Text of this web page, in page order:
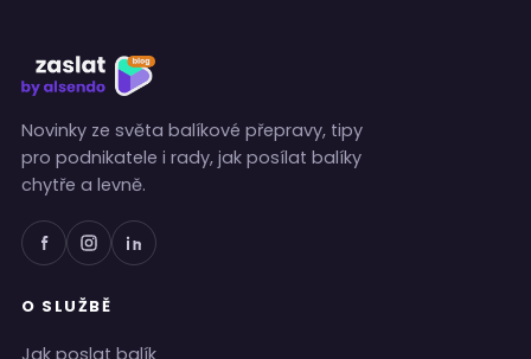
Novinky ze světa balíkové přepravy, tipy
pro podnikatele i rady, jak posílat balíky
chytře a levně.
O SLUŽBĚ